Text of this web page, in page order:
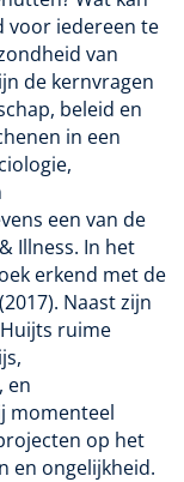
voor iedereen te
van
de kernvragen
beleid en
in een
een van de
Illness. In het
erkend met de
Naast zijn
ruime
en
momenteel
op het
en ongelijkheid.